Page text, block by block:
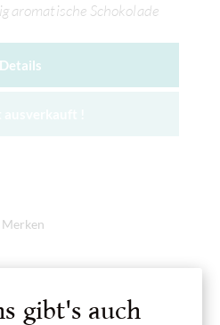
aromatische Schokolade
Details
Merken
gibt's auch